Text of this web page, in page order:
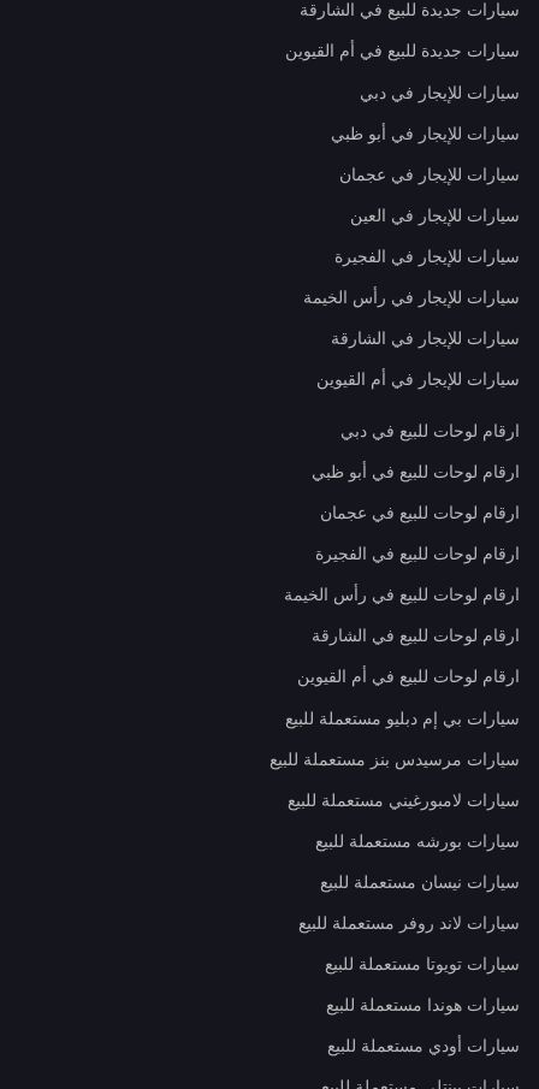
سيارات جديدة للبيع في الشارقة
سيارات جديدة للبيع في أم القيوين
سيارات للإيجار في دبي
سيارات للإيجار في أبو ظبي
سيارات للإيجار في عجمان
سيارات للإيجار في العين
سيارات للإيجار في الفجيرة
سيارات للإيجار في رأس الخيمة
سيارات للإيجار في الشارقة
سيارات للإيجار في أم القيوين
ارقام لوحات للبيع في دبي
ارقام لوحات للبيع في أبو ظبي
ارقام لوحات للبيع في عجمان
ارقام لوحات للبيع في الفجيرة
ارقام لوحات للبيع في رأس الخيمة
ارقام لوحات للبيع في الشارقة
ارقام لوحات للبيع في أم القيوين
سيارات بي إم دبليو مستعملة للبيع
سيارات مرسيدس بنز مستعملة للبيع
سيارات لامبورغيني مستعملة للبيع
سيارات بورشه مستعملة للبيع
سيارات نيسان مستعملة للبيع
سيارات لاند روفر مستعملة للبيع
سيارات تويوتا مستعملة للبيع
سيارات هوندا مستعملة للبيع
سيارات أودي مستعملة للبيع